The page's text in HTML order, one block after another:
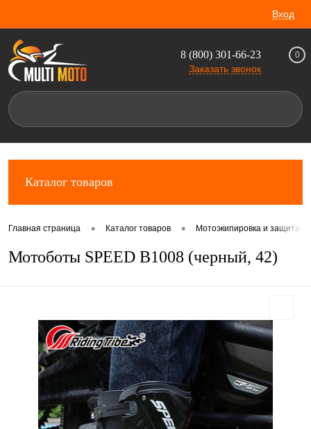
Вход
8 (800) 301-66-23
Заказать звонок
0
Каталог товаров
Главная страница • Каталог товаров • Мотоэкипировка и защита
Мотоботы SPEED B1008 (черный, 42)